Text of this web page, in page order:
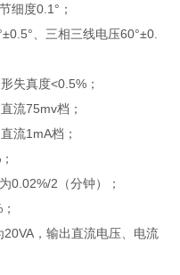
度0.1°；
、三相三线电压60°±0.
失真度<0.5%；
流75mv档；
流1mA档；
0.02%/2（分钟）；
，输出直流电压、电流